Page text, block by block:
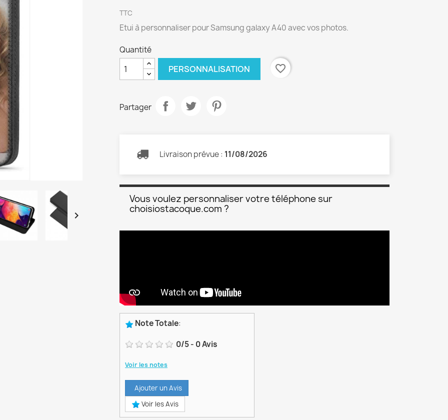

TTC
Etui à personnaliser pour Samsung galaxy A40 avec vos photos.
Quantité
PERSONNALISATION favorite_border
Partager
Livraison prévue : 11/08/2026
Vous voulez personnaliser votre téléphone sur
choisiostacoque.com ?
Note Totale:
0/5- 0Avis
Voir les notes
Ajouter un Avis
Voir les Avis